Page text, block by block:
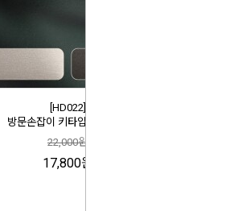
[HD022]
방문손잡이 키타입 포르티스
22,000원
17,800원